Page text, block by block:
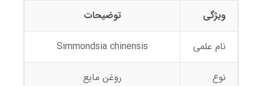
ویژگی توضیحات
نام علمی Simmondsia chinensis
نوع روغن مایع